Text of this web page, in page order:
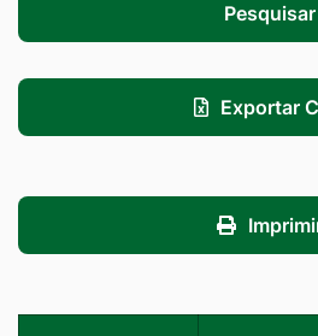
Pesquisar
Exportar